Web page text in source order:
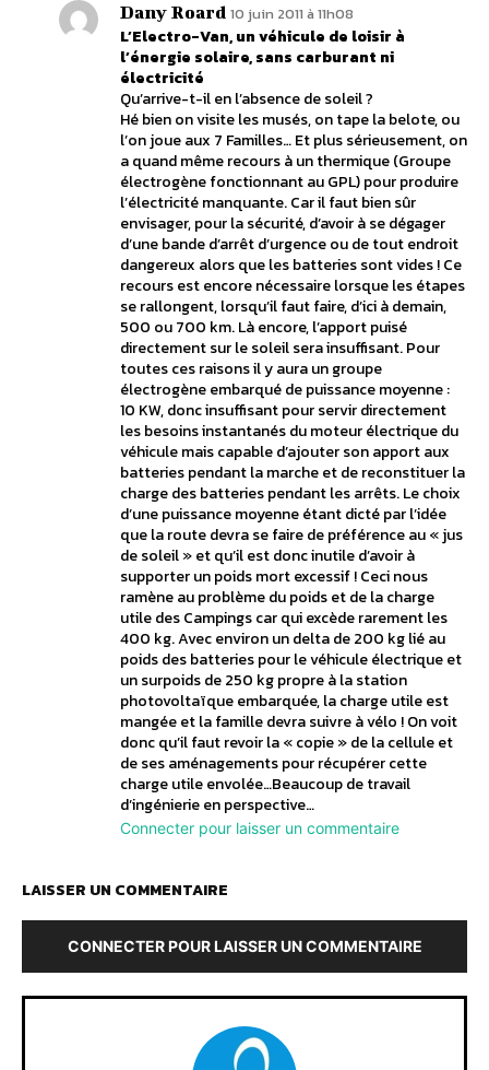
Dany Roard 10 juin 2011 à 11h08
L’Electro-Van, un véhicule de loisir à
l’énergie solaire, sans carburant ni
électricité
Qu’arrive-t-il en l’absence de soleil ?
Hé bien on visite les musés, on tape la belote, ou
l’on joue aux 7 Familles… Et plus sérieusement, on
a quand même recours à un thermique (Groupe
électrogène fonctionnant au GPL) pour produire
l’électricité manquante. Car il faut bien sûr
envisager, pour la sécurité, d’avoir à se dégager
d’une bande d’arrêt d’urgence ou de tout endroit
dangereux alors que les batteries sont vides ! Ce
recours est encore nécessaire lorsque les étapes
se rallongent, lorsqu’il faut faire, d’ici à demain,
500 ou 700 km. Là encore, l’apport puisé
directement sur le soleil sera insuffisant. Pour
toutes ces raisons il y aura un groupe
électrogène embarqué de puissance moyenne :
10 KW, donc insuffisant pour servir directement
les besoins instantanés du moteur électrique du
véhicule mais capable d’ajouter son apport aux
batteries pendant la marche et de reconstituer la
charge des batteries pendant les arrêts. Le choix
d’une puissance moyenne étant dicté par l’idée
que la route devra se faire de préférence au « jus
de soleil » et qu’il est donc inutile d’avoir à
supporter un poids mort excessif ! Ceci nous
ramène au problème du poids et de la charge
utile des Campings car qui excède rarement les
400 kg. Avec environ un delta de 200 kg lié au
poids des batteries pour le véhicule électrique et
un surpoids de 250 kg propre à la station
photovoltaïque embarquée, la charge utile est
mangée et la famille devra suivre à vélo ! On voit
donc qu’il faut revoir la « copie » de la cellule et
de ses aménagements pour récupérer cette
charge utile envolée…Beaucoup de travail
d’ingénierie en perspective…
Connecter pour laisser un commentaire
LAISSER UN COMMENTAIRE
CONNECTER POUR LAISSER UN COMMENTAIRE